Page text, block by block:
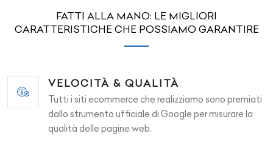
FATTI ALLA MANO: LE MIGLIORI
CARATTERISTICHE CHE POSSIAMO GARANTIRE
VELOCITÀ & QUALITÀ
Tutti i siti ecommerce che realizziamo sono premiati
dallo strumento ufficiale di Google per misurare la
qualità delle pagine web.